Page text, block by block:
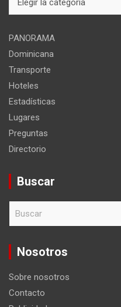
del
PANORAMA
Dominicana
Transporte
Hoteles
Estadísticas
Lugares
Preguntas
Directorio
Buscar
c
Nosotros
Sobre nosotros
Contacto